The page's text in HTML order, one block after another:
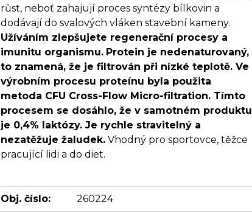
růst, neboť zahajují proces syntézy bílkovin a
dodávají do svalových vláken stavební kameny.
Užíváním zlepšujete regenerační procesy a
imunitu organismu. Protein je nedenaturovaný,
to znamená, že je filtrován při nízké teplotě. Ve
výrobním procesu proteínu byla použita
metoda CFU Cross-Flow Micro-filtration. Tímto
procesem se dosáhlo, že v samotném produktu
je 0,4% laktózy. Je rychle stravitelný a
nezatěžuje žaludek.Vhodný pro sportovce, těžce
pracující lidi a do diet.
Obj. číslo: 260224